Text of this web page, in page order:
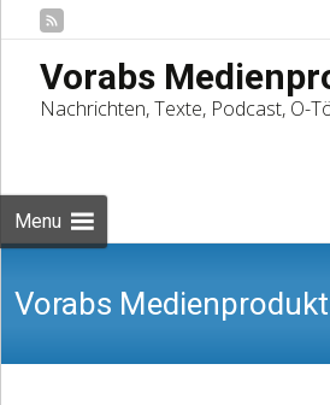
Vorabs
Nachrichten, Texte, Podcast, O-
Menu
Vorabs